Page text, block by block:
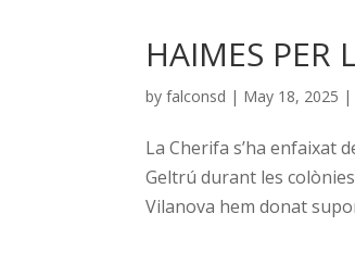
HAIMES PER
byfalconsd | May 18, 2025
La Cherifa s’ha enfaixat
Geltrú durant les
Vilanova hem donat